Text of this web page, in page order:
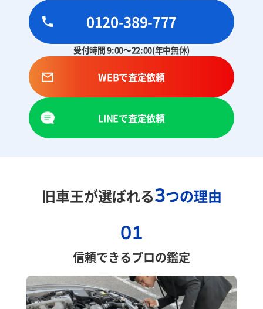
0120-389-777
受付時間 9:00～22:00(年中無休)
WEBで査定依頼
LINEで査定依頼
旧車王が選ばれる3つの理由
01
信頼できるプロの鑑定